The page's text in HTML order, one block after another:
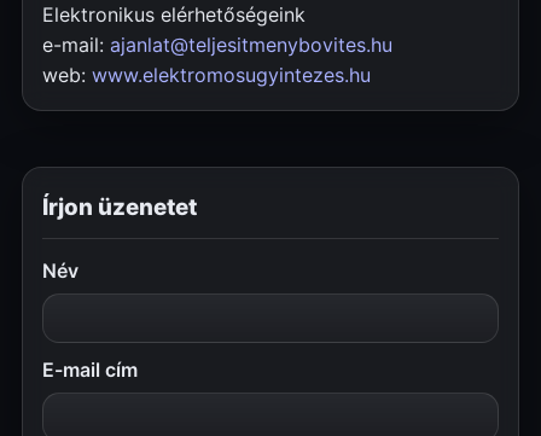
Elektronikus elérhetőségeink
e-mail: ajanlat@teljesitmenybovites.hu
web: www.elektromosugyintezes.hu
Írjon üzenetet
Név
E-mail cím